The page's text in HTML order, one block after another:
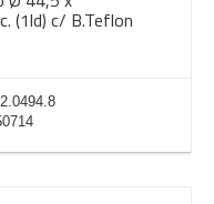
(1ld) c/ B.Teflon